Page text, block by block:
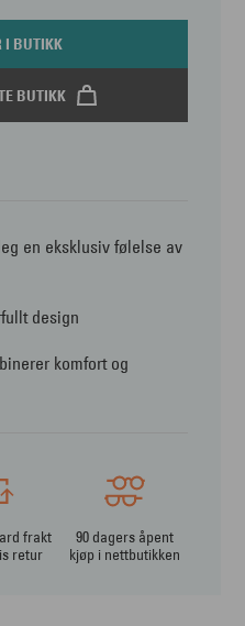
I BUTIKK
BUTIKK
en eksklusiv følelse av
design
komfort og
frakt
retur
90 dagers åpent
kjøp i nettbutikken